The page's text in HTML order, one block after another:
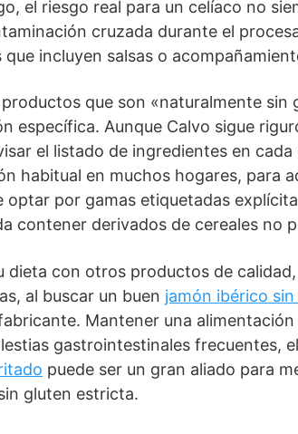
el riesgo real para un celíaco no
cruzada durante el
incluyen salsas o
que son «naturalmente sin
específica. Aunque Calvo sigue
el listado de ingredientes en
habitual en muchos hogares, para
optar por gamas etiquetadas
contener derivados de cereales no
dieta con otros productos de
al buscar un buen jamón ibérico
Mantener una
gastrointestinales frecuentes,
puede ser un gran aliado para
gluten estricta.